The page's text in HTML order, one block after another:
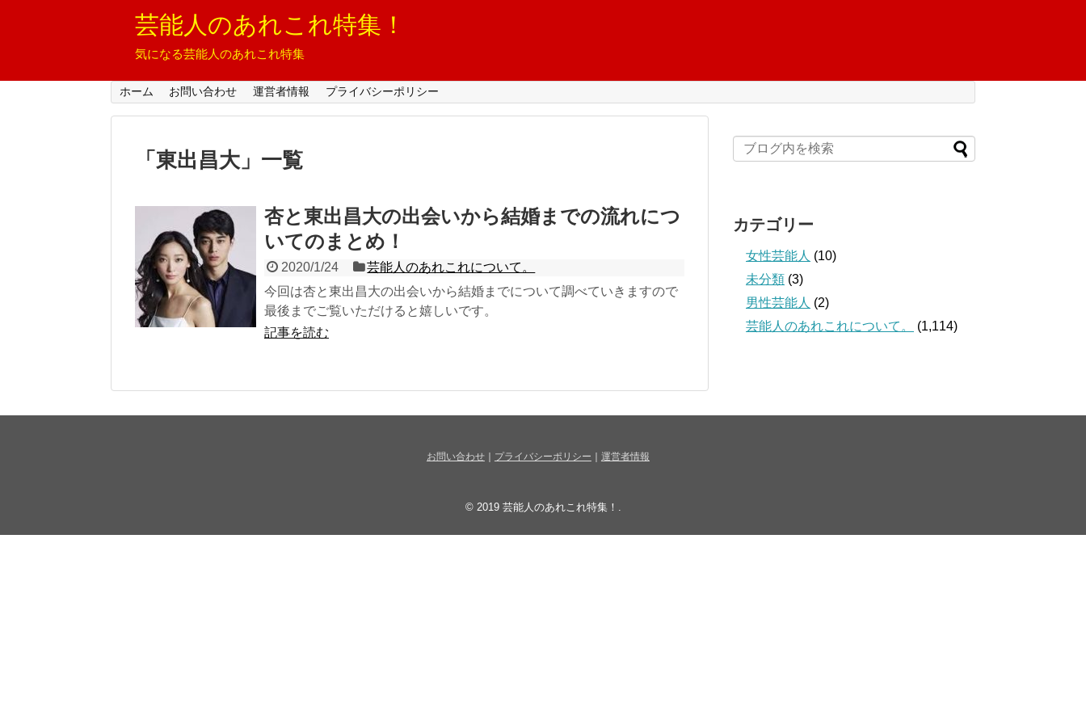
芸能人のあれこれ特集！
気になる芸能人のあれこれ特集
ホーム お問い合わせ 運営者情報 プライバシーポリシー
「 東出昌大 」 一覧
杏と東出昌大の出会いから結婚までの流れにつ
いてのまとめ！
2020/1/24
芸能人のあれこれについて。
今回は杏と東出昌大の出会いから結婚までについて調べていきますので
最後までご覧いただけると嬉しいです。
記事を読む
カテゴリー
女性芸能人 (10)
未分類 (3)
男性芸能人 (2)
芸能人のあれこれについて。
(1,114)
お問い合わせ｜ プライバシーポリシー 運営者情報
© 2019 芸能人のあれこれ特集！ .